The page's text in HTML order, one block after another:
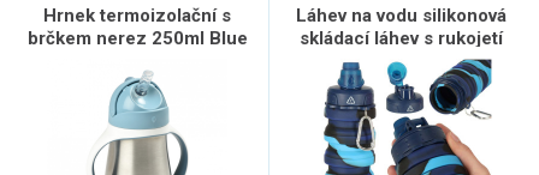
Hrnek termoizolační s
brčkem nerez 250ml Blue
Láhev na vodu silikonová
skládací láhev s rukojetí
BPA FREE 500ml modrá